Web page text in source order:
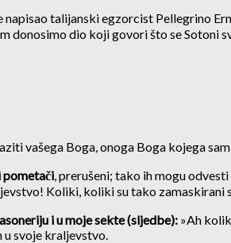
napisao talijanski egzorcist Pellegrino
donosimo dio koji govori što se Sotoni
vašega Boga, onoga Boga kojega
pometači, prerušeni; tako ih mogu
Koliki, koliki su tako zamaskirani
i u moje sekte (sljedbe): »Ah
u svoje kraljevstvo.